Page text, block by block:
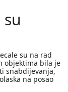
su na rad
objektima bila je
snabdijevanja,
na posao